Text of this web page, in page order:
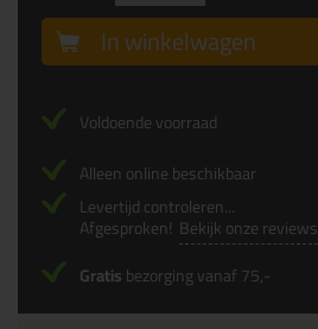
In winkelwagen
Voldoende voorraad
Alleen online beschikbaar
Levertijd controleren...
Afgesproken! Bekijk onze reviews
Gratisbezorging vanaf 75,-